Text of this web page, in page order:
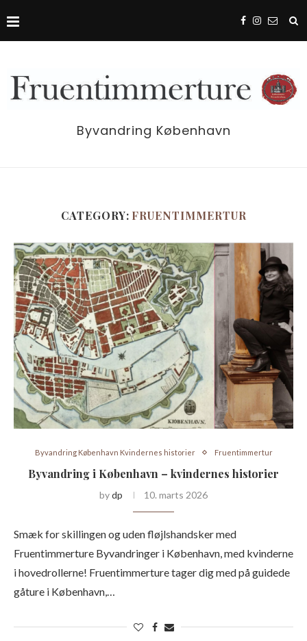
Byvandring København
CATEGORY: FRUENTIMMERTUR
Byvandring København Kvindernes historier Fruentimmertur
Byvandring i København – kvindernes historier
bydp 10. marts 2026
Smæk for skillingen og uden fløjlshandsker med
Fruentimmerture Byvandringer i København, med kvinderne
i hovedrollerne! Fruentimmerture tager dig med på guidede
gåture i København,…